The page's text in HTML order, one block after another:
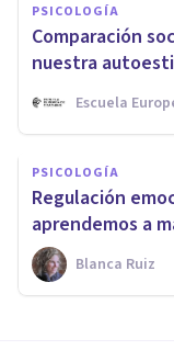
PSICOLOGÍA
Comparación
nuestra
Escuela
PSICOLOGÍA
Regulación
aprendemos a
Blanca Ruiz